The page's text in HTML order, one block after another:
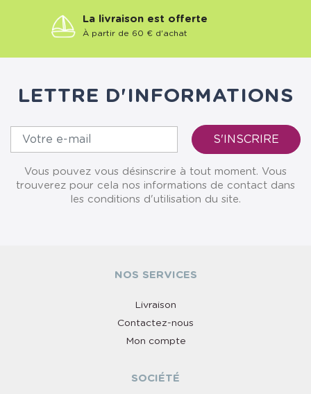
La livraison est offerte
À partir de 60 € d'achat
LETTRE D'INFORMATIONS
Vous pouvez vous désinscrire à tout moment. Vous
trouverez pour cela nos informations de contact dans
les conditions d'utilisation du site.
NOS SERVICES
Livraison
Contactez-nous
Mon compte
SOCIÉTÉ